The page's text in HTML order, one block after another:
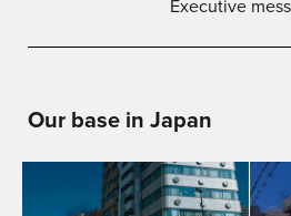
Executive
Our base in Japan